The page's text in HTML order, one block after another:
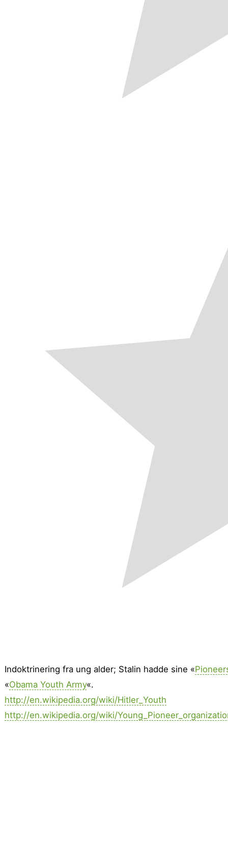
Indoktrinering fra ung alder; Stalin hadde sine «
«Obama Youth Army«.
http://en.wikipedia.org/wiki/Hitler_Youth
http://en.wikipedia.org/wiki/